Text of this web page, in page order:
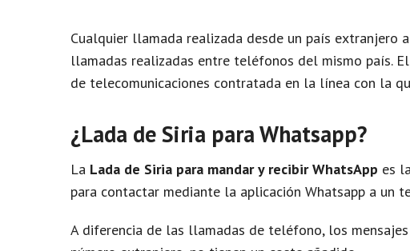
i
e
Cualquier llamada realizada desde un país extranjero
llamadas realizadas entre teléfonos del mismo país.
de telecomunicaciones contratada en la línea con la
¿Lada de Siria para Whatsapp?
La Lada de Siria para mandar y recibir WhatsApp es
para contactar mediante la aplicación Whatsapp a un
A diferencia de las llamadas de teléfono, los